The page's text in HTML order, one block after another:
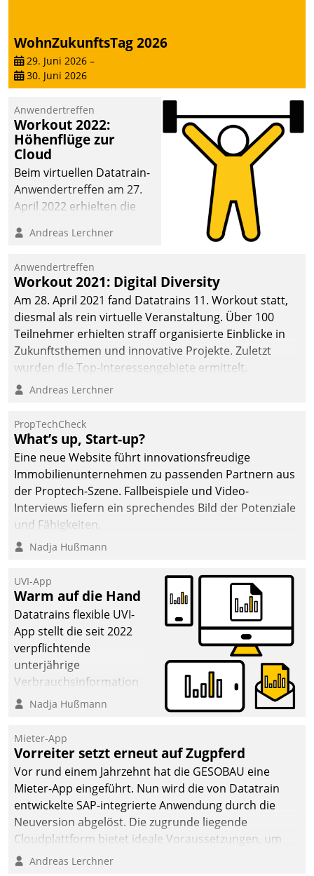
WohnZukunftsTag 2026
29. Juni 2026 –
30. Juni 2026
Anwendertreffen
Workout 2022:
Höhenflüge zur
Cloud
Beim virtuellen Datatrain-
Anwendertreffen am 27.
April 2022 erhielten die
Teilnehmer kurzweilige
Cloud-Strategien und -
Lösungen mit hohem
Zukunftspotenzial.
Andreas Lerchner
Anwendertreffen
Workout 2021: Digital Diversity
Am 28. April 2021 fand Datatrains 11. Workout statt,
diesmal als rein virtuelle Veranstaltung. Über 100
Teilnehmer erhielten straff organisierte Einblicke in
Zukunftsthemen und innovative Projekte. Zuletzt
wurden die Top-Interessengebiete ermittelt.
Andreas Lerchner
PropTechCheck
What’s up, Start-up?
Eine neue Website führt innovationsfreudige
Immobilienunternehmen zu passenden Partnern aus
der Proptech-Szene. Fallbeispiele und Video-
Interviews liefern ein sprechendes Bild der Potenziale
und Fähigkeiten.
Nadja Hußmann
UVI-App
Warm auf die Hand
Datatrains flexible UVI-
App stellt die seit 2022
verpflichtende
unterjährige
Verbrauchsinformation
schnell, zuverlässig und
Die monatlichen
Mitteilungen zum
Heizungs- und
Wasserverbrauch gehen
automatisiert, vollständig
und auf Wunsch über
mehrere zuvor
Kommunikationswege bei
Nadja Hußmann
Mieter-App
Vorreiter setzt erneut auf Zugpferd
Vor rund einem Jahrzehnt hat die GESOBAU eine
Mieter-App eingeführt. Nun wird die von Datatrain
entwickelte SAP-integrierte Anwendung durch die
Neuversion abgelöst. Die zugrunde liegende
Cloudplattform bietet ideale Voraussetzungen, um
die Funktionalität der App zu erweitern und weitere
Andreas Lerchner